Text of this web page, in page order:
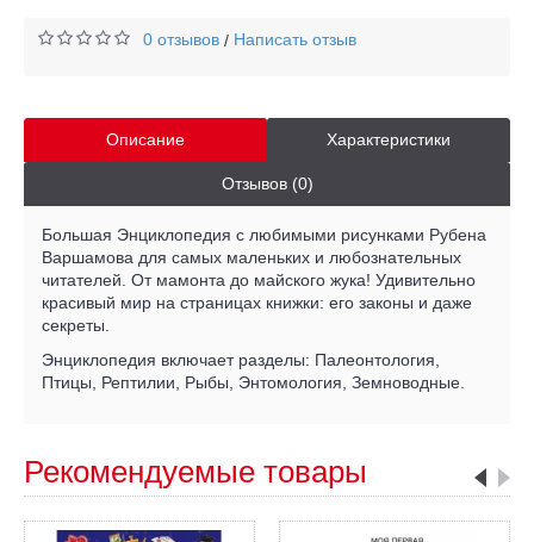
0 отзывов / Написать отзыв
Описание Характеристики
Отзывов (0)
Большая Энциклопедия с любимыми рисунками Рубена
Варшамова для самых маленьких и любознательных
читателей. От мамонта до майского жука! Удивительно
красивый мир на страницах книжки: его законы и даже
секреты.
Энциклопедия включает разделы: Палеонтология,
Птицы, Рептилии, Рыбы, Энтомология, Земноводные.
Рекомендуемые товары